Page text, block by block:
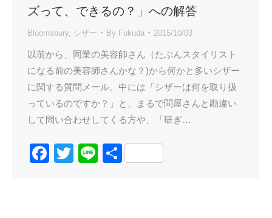
ズって、できるの？」への解答
Bloomsbury シザー By Fukuda 2015/10/03
以前から、同業の美容師さん（たぶんスタイリスト
になる前の美容師さんかな？)から何かと多いシザー
に関する質問メール。中には「シザーは何を取り扱
っているのですか？」と、まるで問屋さんと勘違い
して問い合わせしてくる方や、「研ぎ…
Facebook
Twitter
Line共